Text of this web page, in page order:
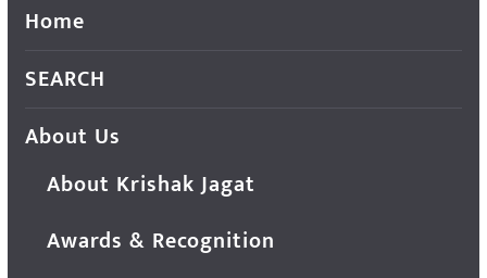
Home
SEARCH
About Us
About Krishak Jagat
Awards & Recognition